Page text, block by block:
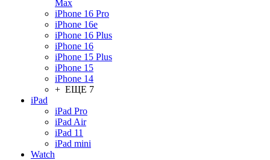
Max
iPhone 16 Pro
iPhone 16e
iPhone 16 Plus
iPhone 16
iPhone 15 Plus
iPhone 15
iPhone 14
+ ЕЩЕ 7
iPad
iPad Pro
iPad Air
iPad 11
iPad mini
Watch